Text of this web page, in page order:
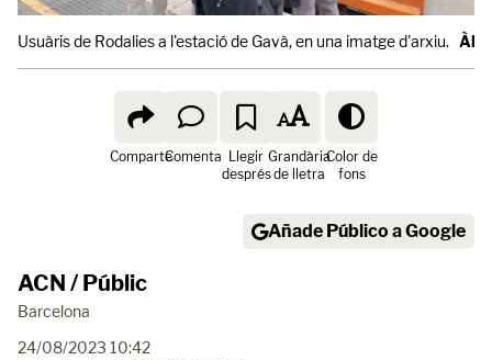
Usuàris de Rodalies a l'estació de Gavà, en una imatge d'arxiu.
ComparteComenta Llegir
després
Grandària
de lletra
Color de
fons
Añade Público a Google
ACN / Públic
Barcelona
24/08/2023 10:42